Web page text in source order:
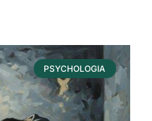
PSYCHOLOGIA